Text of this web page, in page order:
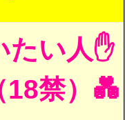
たい人✋
18禁）💑